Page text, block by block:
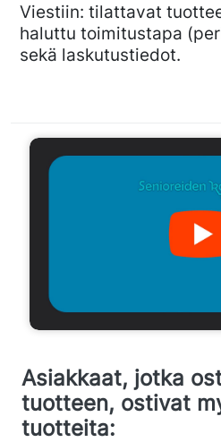
Viestiin: tilattavat
haluttu toimitustapa
sekä laskutustiedot.
Asiakkaat, jotka
tuotteen, ostivat
tuotteita: